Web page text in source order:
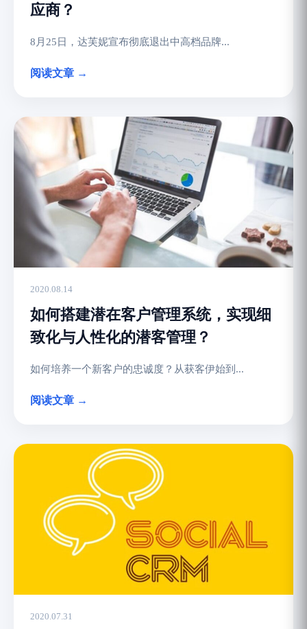
应商？
8月25日，达芙妮宣布彻底退出中高档品牌...
阅读文章 →
2020.08.14
如何搭建潜在客户管理系统，实现细
致化与人性化的潜客管理？
如何培养一个新客户的忠诚度？从获客伊始到...
阅读文章 →
2020.07.31